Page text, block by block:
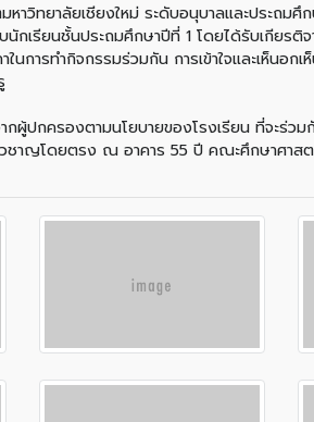
หาวิทยาลัยเชียงใหม่ ระดับอนุบาลและประถ
กเรียนชั้นประถมศึกษาปีที่ 1 โดยได้รับเกีย
นการทำกิจกรรมร่วมกัน การเข้าใจและเห็น
ผู้ปกครองตามนโยบายของโรงเรียน ที่จะร่ว
ชาญโดยตรง ณ อาคาร 55 ปี คณะศึกษาศาสต